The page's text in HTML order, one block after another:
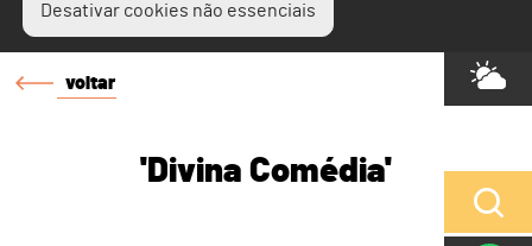
Desativar cookies não essenciais
voltar
'Divina Comédia'